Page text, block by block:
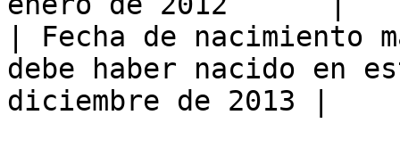
| Fecha de
debe haber nacido en
diciembre de 2013 |